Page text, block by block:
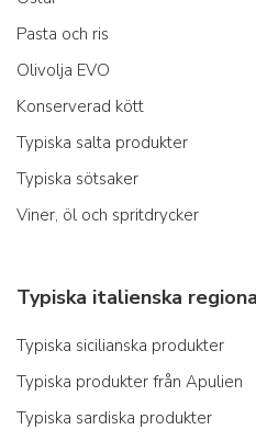
Pasta och ris
Olivolja EVO
Konserverad kött
Typiska salta produkter
Typiska sötsaker
Viner, öl och spritdrycker
Typiska italienska
Typiska sicilianska produkter
Typiska produkter från Apulien
Typiska sardiska produkter